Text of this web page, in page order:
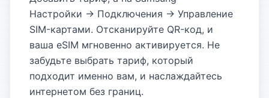
Настройки → Подключения → Управление
SIM-картами. Отсканируйте QR-код, и
ваша eSIM мгновенно активируется. Не
забудьте выбрать тариф, который
подходит именно вам, и наслаждайтесь
интернетом без границ.